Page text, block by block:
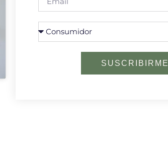
SUSCRIBIRME